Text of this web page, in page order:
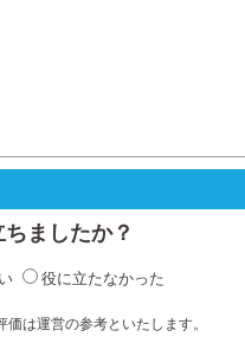
ましたか？
役に立たなかった
価は運営の参考といたします。